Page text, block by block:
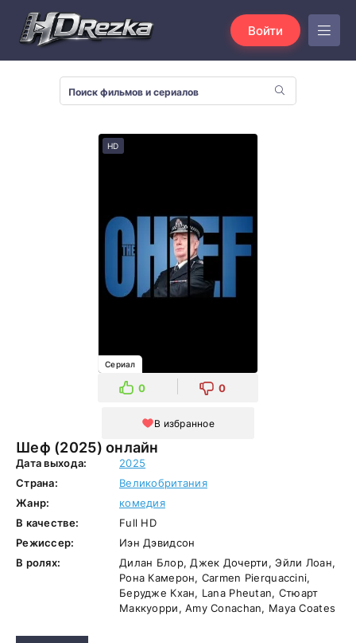
Войти
Шеф (2025) онлайн
HD
Сериал
0 0
В избранное
Дата выхода:
2025
Страна:
Великобритания
Жанр:
комедия
В качестве:
Full HD
Режиссер:
Иэн Дэвидсон
В ролях:
Дилан Блор, Джек Дочерти, Эйли Лоан,
Рона Камерон, Carmen Pierquaccini,
Берудже Кхан, Lana Pheutan, Стюарт
Маккуорри, Amy Conachan, Maya Coates